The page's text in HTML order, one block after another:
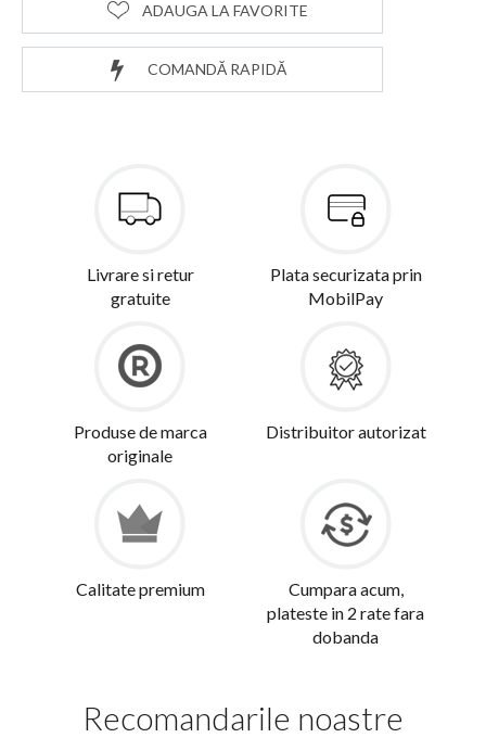
COMANDĂ RAPIDĂ
ADAUGA LA FAVORITE
Livrare si retur
gratuite
Plata securizata prin
MobilPay
Produse de marca
originale
Distribuitor autorizat
Calitate premium
Cumpara acum,
plateste in 2 rate fara
dobanda
Recomandarile noastre